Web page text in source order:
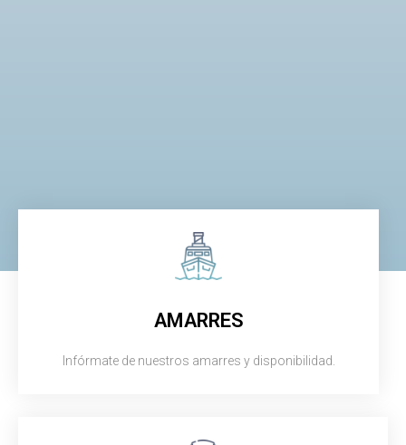
AMARRES
Infórmate de nuestros amarres y disponibilidad.